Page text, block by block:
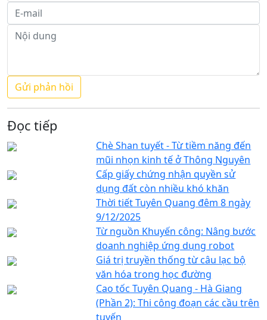
Đọc tiếp
Chè Shan tuyết - Từ tiềm năng đến
mũi nhọn kinh tế ở Thông Nguyên
Cấp giấy chứng nhận quyền sử
dụng đất còn nhiều khó khăn
Thời tiết Tuyên Quang đêm 8 ngày
9/12/2025
Từ nguồn Khuyến công: Nâng bước
doanh nghiệp ứng dụng robot
Giá trị truyền thống từ câu lạc bộ
văn hóa trong học đường
Cao tốc Tuyên Quang - Hà Giang
(Phần 2): Thi công đoạn các cầu trên
tuyến